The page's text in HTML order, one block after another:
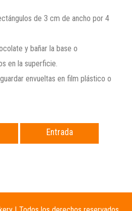
de 3 cm de ancho por 4
y bañar la base o
en la superficie.
envueltas en film plástico o
Entrada